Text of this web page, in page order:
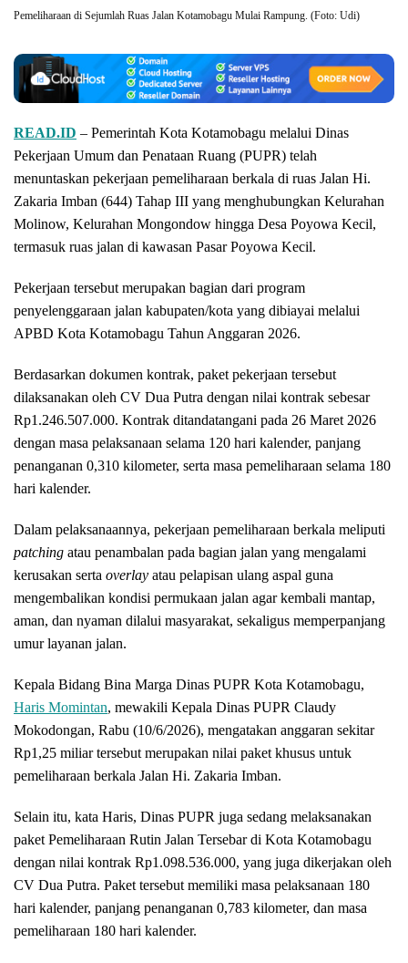
Pemeliharaan di Sejumlah Ruas Jalan Kotamobagu Mulai Rampung. (Foto: Udi)
READ.ID – Pemerintah Kota Kotamobagu melalui Dinas
Pekerjaan Umum dan Penataan Ruang (PUPR) telah
menuntaskan pekerjaan pemeliharaan berkala di ruas Jalan Hi.
Zakaria Imban (644) Tahap III yang menghubungkan Kelurahan
Molinow, Kelurahan Mongondow hingga Desa Poyowa Kecil,
termasuk ruas jalan di kawasan Pasar Poyowa Kecil.
Pekerjaan tersebut merupakan bagian dari program
penyelenggaraan jalan kabupaten/kota yang dibiayai melalui
APBD Kota Kotamobagu Tahun Anggaran 2026.
Berdasarkan dokumen kontrak, paket pekerjaan tersebut
dilaksanakan oleh CV Dua Putra dengan nilai kontrak sebesar
Rp1.246.507.000. Kontrak ditandatangani pada 26 Maret 2026
dengan masa pelaksanaan selama 120 hari kalender, panjang
penanganan 0,310 kilometer, serta masa pemeliharaan selama 180
hari kalender.
Dalam pelaksanaannya, pekerjaan pemeliharaan berkala meliputi
patching atau penambalan pada bagian jalan yang mengalami
kerusakan serta overlay atau pelapisan ulang aspal guna
mengembalikan kondisi permukaan jalan agar kembali mantap,
aman, dan nyaman dilalui masyarakat, sekaligus memperpanjang
umur layanan jalan.
Kepala Bidang Bina Marga Dinas PUPR Kota Kotamobagu,
Haris Momintan, mewakili Kepala Dinas PUPR Claudy
Mokodongan, Rabu (10/6/2026), mengatakan anggaran sekitar
Rp1,25 miliar tersebut merupakan nilai paket khusus untuk
pemeliharaan berkala Jalan Hi. Zakaria Imban.
Selain itu, kata Haris, Dinas PUPR juga sedang melaksanakan
paket Pemeliharaan Rutin Jalan Tersebar di Kota Kotamobagu
dengan nilai kontrak Rp1.098.536.000, yang juga dikerjakan oleh
CV Dua Putra. Paket tersebut memiliki masa pelaksanaan 180
hari kalender, panjang penanganan 0,783 kilometer, dan masa
pemeliharaan 180 hari kalender.